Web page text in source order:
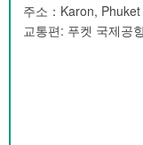
주소：Karon,
교통편: 푸켓 국제공